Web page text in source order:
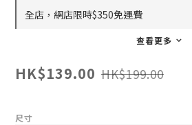
全店，網店限時$350免運費
查看更多
HK$139.00 HK$199.00
尺寸